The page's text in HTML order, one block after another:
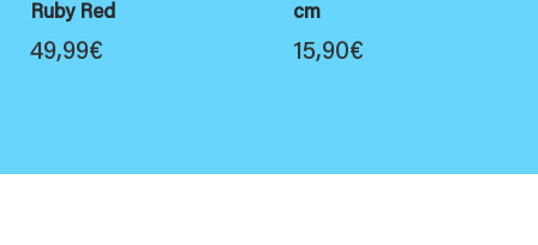
Ruby Red
49,99€
cm
15,90€